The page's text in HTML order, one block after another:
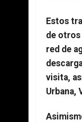
Estos
de
red de
visita,
Urbana,